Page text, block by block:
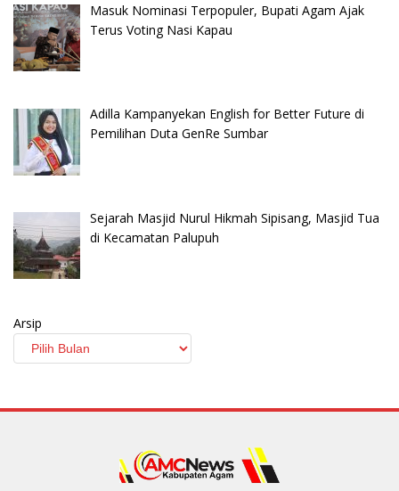
Masuk Nominasi Terpopuler, Bupati Agam Ajak
Terus Voting Nasi Kapau
Adilla Kampanyekan English for Better Future di
Pemilihan Duta GenRe Sumbar
Sejarah Masjid Nurul Hikmah Sipisang, Masjid Tua
di Kecamatan Palupuh
Arsip